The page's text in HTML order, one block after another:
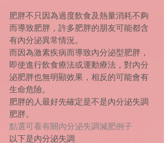
肥胖不只因為過度飲食及熱量消耗不夠
而導致肥胖，許多肥胖的朋友可能都含
有內分泌異常情況。
而因為激素疾病而導致內分泌型肥胖，
即使進行飲食療法或運動療法，對內分
泌肥胖也無明顯效果，相反的可能會有
生命危險。
肥胖的人最好先確定是不是內分泌失調
肥胖。
點選可看有關內分泌失調減肥例子
以下是內分泌失調